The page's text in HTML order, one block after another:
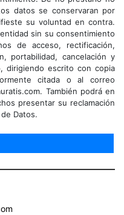
datos se conservaran por
su voluntad en contra.
sin su consentimiento
de acceso, rectificación,
portabilidad, cancelación y
dirigiendo escrito con copia
citada o al correo
También podrá en
presentar su reclamación
Datos.